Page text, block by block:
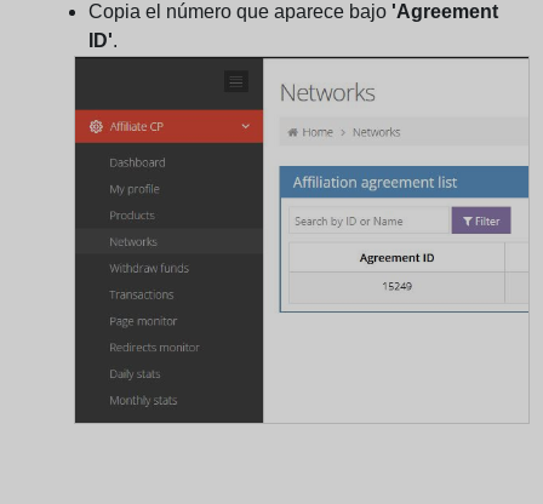
Copia el número que aparece bajo 'Agreement
ID'.